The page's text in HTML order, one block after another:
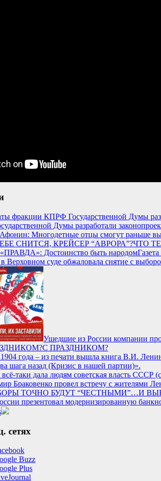
Думы разработали
ЧТО
Ушедшие из России компании
С ПРАЗДНИКОМ?
шага назад (Кризис в нашей партии)».
И
сетях